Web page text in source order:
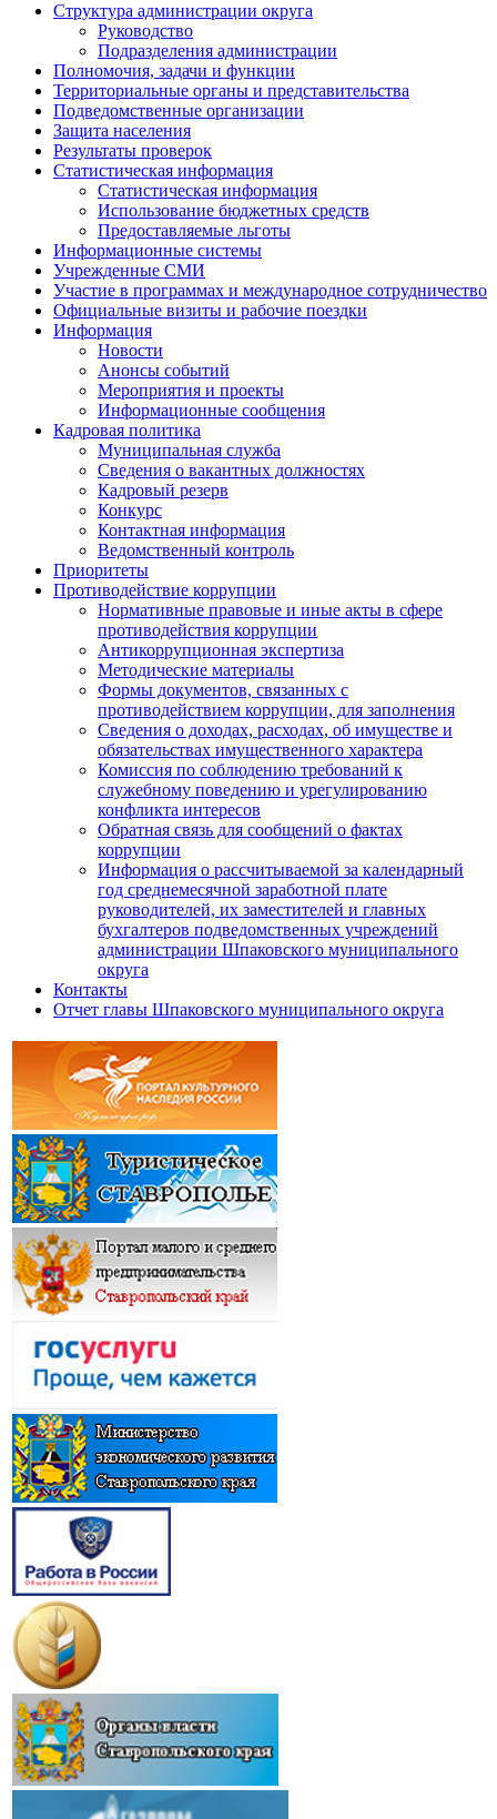
Структура администрации округа
Руководство
Подразделения администрации
Полномочия, задачи и функции
Территориальные органы и представительства
Подведомственные организации
Защита населения
Результаты проверок
Статистическая информация
Статистическая информация
Использование бюджетных средств
Предоставляемые льготы
Информационные системы
Учрежденные СМИ
Участие в программах и международное сотрудничество
Официальные визиты и рабочие поездки
Информация
Новости
Анонсы событий
Мероприятия и проекты
Информационные сообщения
Кадровая политика
Муниципальная служба
Сведения о вакантных должностях
Кадровый резерв
Конкурс
Контактная информация
Ведомственный контроль
Приоритеты
Противодействие коррупции
Нормативные правовые и иные акты в сфере
противодействия коррупции
Антикоррупционная экспертиза
Методические материалы
Формы документов, связанных с
противодействием коррупции, для заполнения
Сведения о доходах, расходах, об имуществе и
обязательствах имущественного характера
Комиссия по соблюдению требований к
служебному поведению и урегулированию
конфликта интересов
Обратная связь для сообщений о фактах
коррупции
Информация о рассчитываемой за календарный
год среднемесячной заработной плате
руководителей, их заместителей и главных
бухгалтеров подведомственных учреждений
администрации Шпаковского муниципального
округа
Контакты
Отчет главы Шпаковского муниципального округа